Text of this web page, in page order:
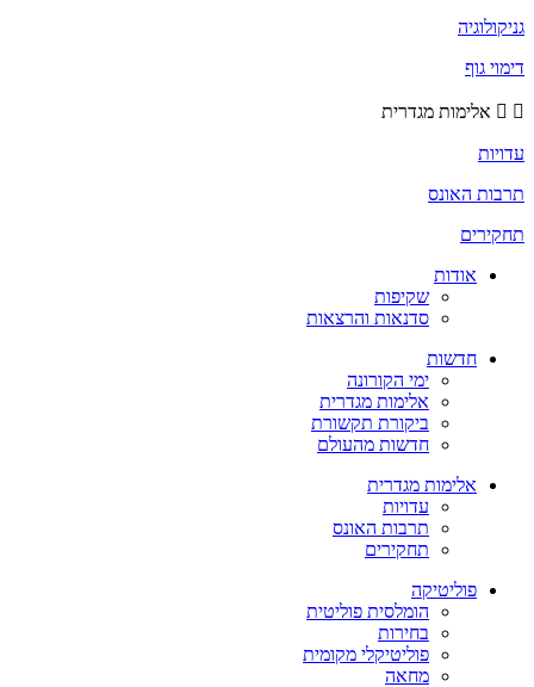
גניקולוגיה
דימוי גוף
אלימות מגדרית
עדויות
תרבות האונס
תחקירים
אודות
שקיפות
סדנאות והרצאות
חדשות
ימי הקורונה
אלימות מגדרית
ביקורת תקשורת
חדשות מהעולם
אלימות מגדרית
עדויות
תרבות האונס
תחקירים
פוליטיקה
הומלסית פוליטית
בחירות
פוליטיקלי מקומית
מחאה